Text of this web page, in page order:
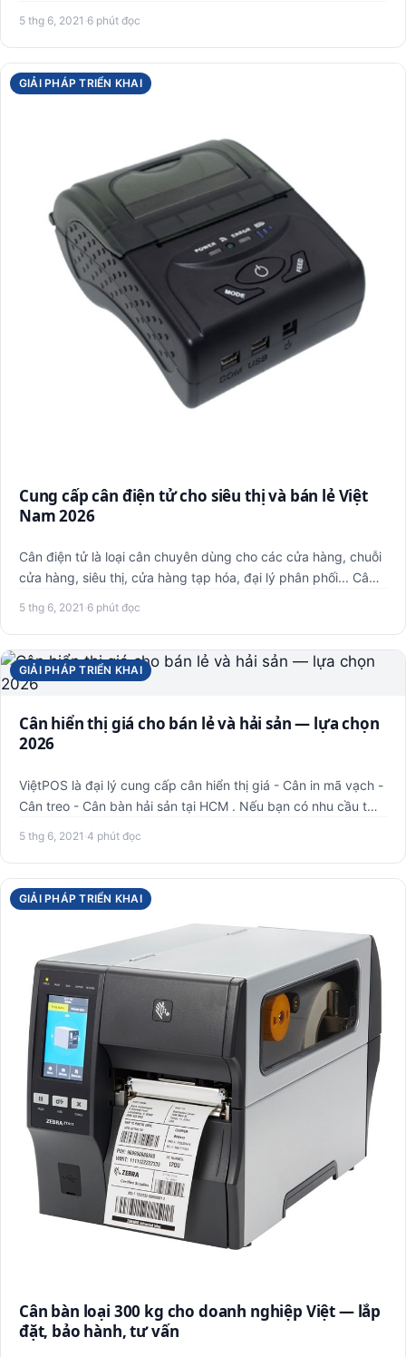
5 thg 6, 2021 ·6 phút đọc
GIẢI PHÁP TRIỂN KHAI
Cung cấp cân điện tử cho siêu thị và bán lẻ Việt
Nam 2026
Cân điện tử là loại cân chuyên dùng cho các cửa hàng, chuỗi
cửa hàng, siêu thị, cửa hàng tạp hóa, đại lý phân phối... Câ…
5 thg 6, 2021 ·6 phút đọc
GIẢI PHÁP TRIỂN KHAI
Cân hiển thị giá cho bán lẻ và hải sản — lựa chọn
2026
ViệtPOS là đại lý cung cấp cân hiển thị giá - Cân in mã vạch -
Cân treo - Cân bàn hải sản tại HCM . Nếu bạn có nhu cầu t…
5 thg 6, 2021 ·4 phút đọc
GIẢI PHÁP TRIỂN KHAI
Cân bàn loại 300 kg cho doanh nghiệp Việt — lắp
đặt, bảo hành, tư vấn